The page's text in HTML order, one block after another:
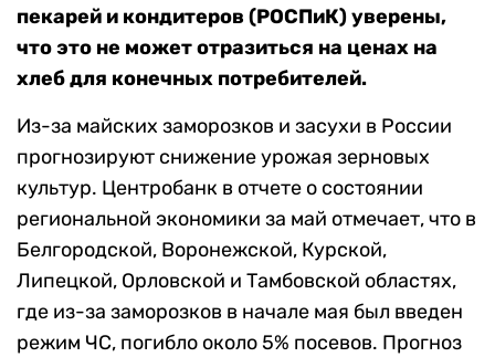
пекарей и кондитеров (РОСПиК) уверены,
что это не может отразиться на ценах на
хлеб для конечных потребителей.
Из-за майских заморозков и засухи в России
прогнозируют снижение урожая зерновых
культур. Центробанк в отчете о состоянии
региональной экономики за май отмечает, что в
Белгородской, Воронежской, Курской,
Липецкой, Орловской и Тамбовской областях,
где из-за заморозков в начале мая был введен
режим ЧС, погибло около 5% посевов. Прогноз